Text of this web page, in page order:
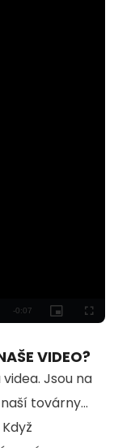
VIDEO?
Jsou na
továrny...